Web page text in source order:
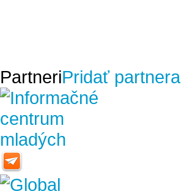
PartneriPridať partnera